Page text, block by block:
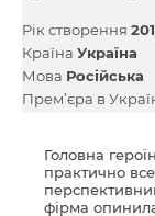
Рік створення
Країна Україна
Мова Російська
Прем’єра в
Головна
практично
фірма